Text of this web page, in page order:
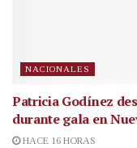
NACIONALES
Patricia Godínez
durante gala en
HACE 16 HORAS